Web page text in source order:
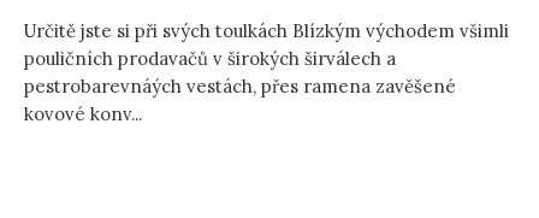
Určitě jste si při svých toulkách Blízkým východem všimli
pouličních prodavačů v širokých širválech a
pestrobarevnáých vestách, přes ramena zavěšené
kovové konv...